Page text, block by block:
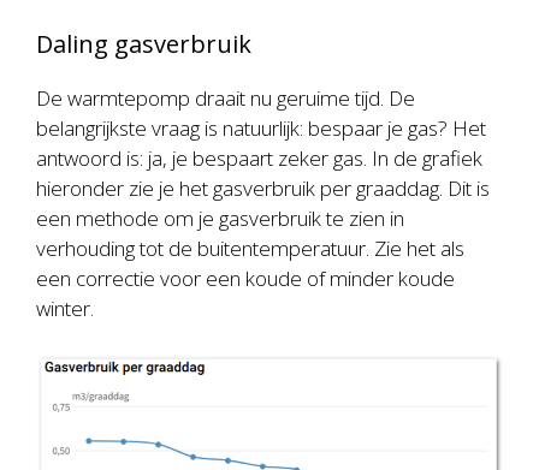
Daling gasverbruik
De warmtepomp draait nu geruime tijd. De
belangrijkste vraag is natuurlijk: bespaar je gas? Het
antwoord is: ja, je bespaart zeker gas. In de grafiek
hieronder zie je het gasverbruik per graaddag. Dit is
een methode om je gasverbruik te zien in
verhouding tot de buitentemperatuur. Zie het als
een correctie voor een koude of minder koude
winter.